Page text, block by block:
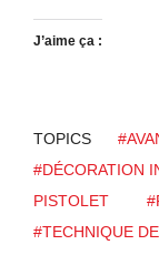
J’aime ça :
TOPICS
#DÉCORATION
PISTOLET
#TECHNIQUE